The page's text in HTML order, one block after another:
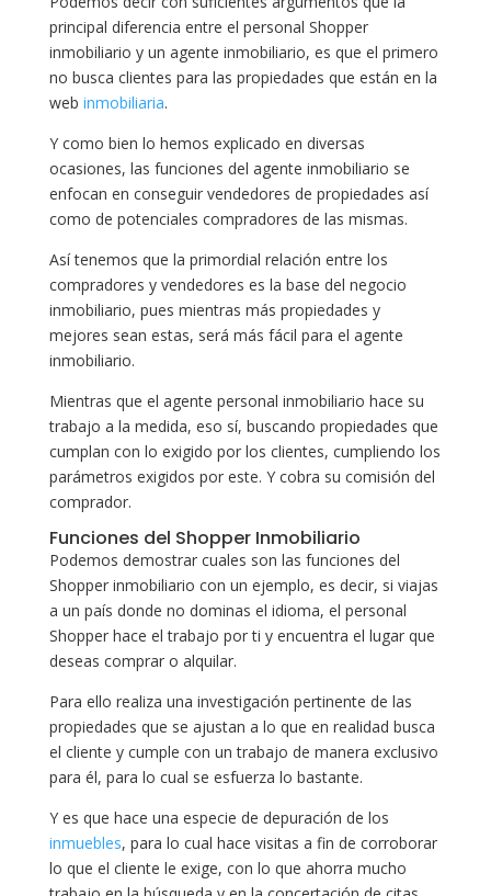
principal diferencia entre el personal Shopper
inmobiliario y un agente inmobiliario, es que el primero
no busca clientes para las propiedades que están en la
web inmobiliaria.
Y como bien lo hemos explicado en diversas
ocasiones, las funciones del agente inmobiliario se
enfocan en conseguir vendedores de propiedades así
como de potenciales compradores de las mismas.
Así tenemos que la primordial relación entre los
compradores y vendedores es la base del negocio
inmobiliario, pues mientras más propiedades y
mejores sean estas, será más fácil para el agente
inmobiliario.
Mientras que el agente personal inmobiliario hace su
trabajo a la medida, eso sí, buscando propiedades que
cumplan con lo exigido por los clientes, cumpliendo los
parámetros exigidos por este. Y cobra su comisión del
comprador.
Funciones del Shopper Inmobiliario
Podemos demostrar cuales son las funciones del
Shopper inmobiliario con un ejemplo, es decir, si viajas
a un país donde no dominas el idioma, el personal
Shopper hace el trabajo por ti y encuentra el lugar que
deseas comprar o alquilar.
Para ello realiza una investigación pertinente de las
propiedades que se ajustan a lo que en realidad busca
el cliente y cumple con un trabajo de manera exclusivo
para él, para lo cual se esfuerza lo bastante.
Y es que hace una especie de depuración de los
inmuebles, para lo cual hace visitas a fin de corroborar
lo que el cliente le exige, con lo que ahorra mucho